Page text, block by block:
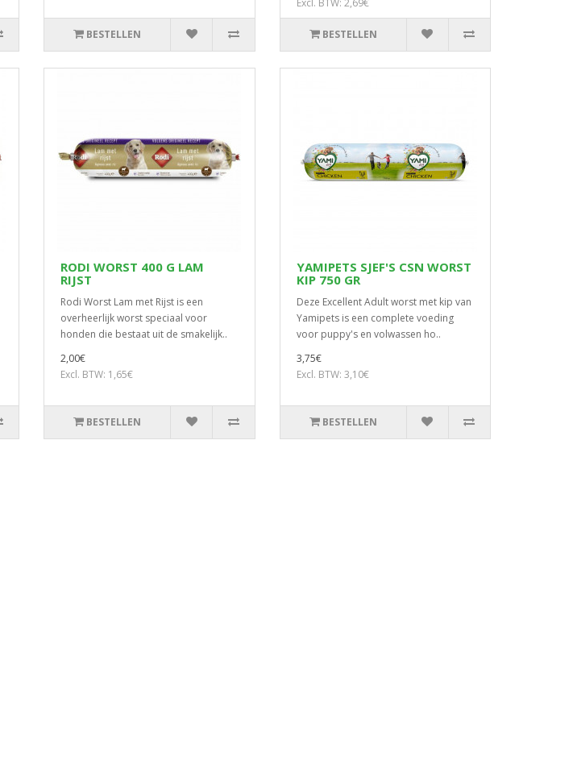
BESTELLEN
Excl. BTW: 2,69€
BESTELLEN
RODI WORST 400 G LAM
RIJST
Rodi Worst Lam met Rijst is een
overheerlijk worst speciaal voor
honden die bestaat uit de smakelijk..
2,00€
Excl. BTW: 1,65€
BESTELLEN
YAMIPETS SJEF'S CSN WORST
KIP 750 GR
Deze Excellent Adult worst met kip van
Yamipets is een complete voeding
voor puppy's en volwassen ho..
3,75€
Excl. BTW: 3,10€
BESTELLEN